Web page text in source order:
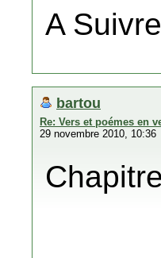
A
bartou
Re: Vers et poémes en
29 novembre 2010, 10:36